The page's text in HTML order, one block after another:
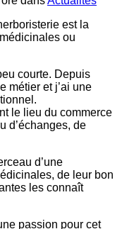
est la
ou
courte. Depuis
métier et j’ai une
le lieu du commerce
d’échanges, de
d’une
de leur bon
les connaît
passion pour cet